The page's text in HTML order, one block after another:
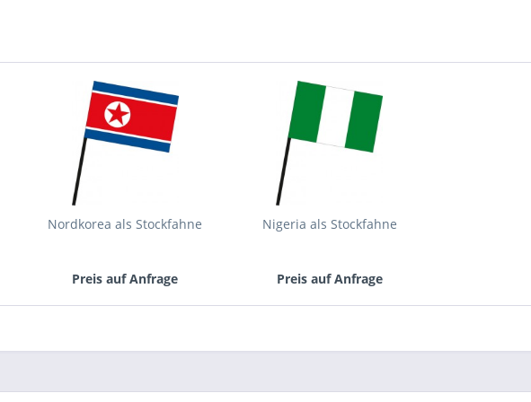
Nordkorea als Stockfahne
Preis auf Anfrage
Nigeria als Stockfahne
Preis auf Anfrage